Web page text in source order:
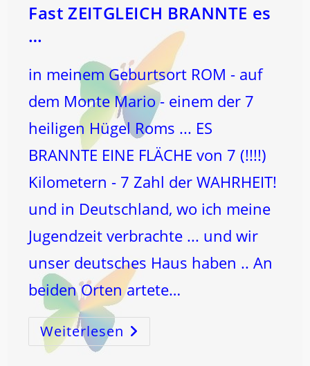
Fast ZEITGLEICH BRANNTE es
…
in meinem Geburtsort ROM - auf
dem Monte Mario - einem der 7
heiligen Hügel Roms ... ES
BRANNTE EINE FLÄCHE von 7 (!!!!)
Kilometern - 7 Zahl der WAHRHEIT!
und in Deutschland, wo ich meine
Jugendzeit verbrachte ... und wir
unser deutsches Haus haben .. An
beiden Orten artete…
Weiterlesen Fast
ZEITGLEICH
BRANNTE